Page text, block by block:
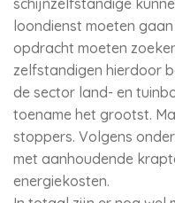
schijnzelfstandige
loondienst moeten
opdracht moeten
zelfstandigen hierdoor
de sector land- en
toename het grootst.
stoppers. Volgens
met aanhoudende
energiekosten.